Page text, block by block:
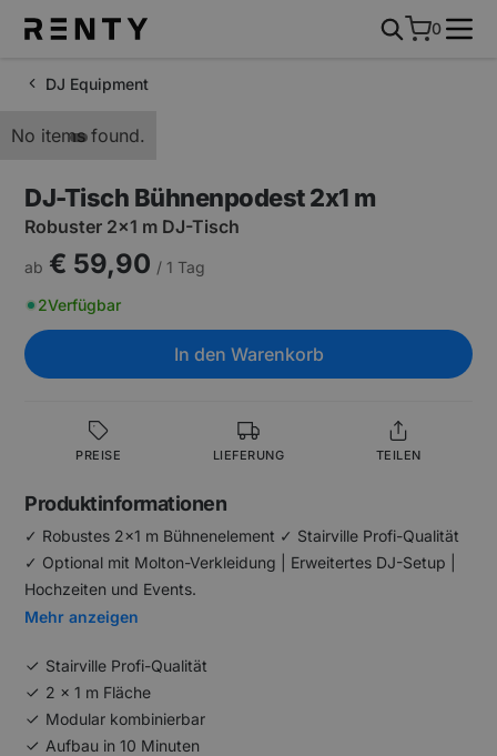
0
DJ Equipment
No items found.
DJ-Tisch Bühnenpodest 2x1 m
Robuster 2x1 m DJ-Tisch
ab € 59,90 / 1 Tag
2Verfügbar
In den Warenkorb
PREISE LIEFERUNG TEILEN
Produktinformationen
✓ Robustes 2x1 m Bühnenelement ✓ Stairville Profi-Qualität
✓ Optional mit Molton-Verkleidung | Erweitertes DJ-Setup |
Hochzeiten und Events.
Mehr anzeigen
Stairville Profi-Qualität
2 x 1 m Fläche
Modular kombinierbar
Aufbau in 10 Minuten